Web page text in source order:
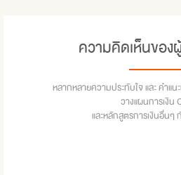
ความคิดเห็นของ
หลากหลายความประทับใจ และ คำแ
วางแผนการเงิน
และหลักสูตรการเงินอื่นๆ